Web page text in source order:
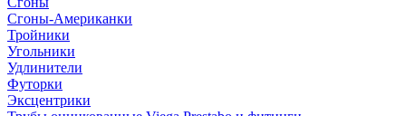
Сгоны-Американки
Тройники
Угольники
Удлинители
Футорки
Эксцентрики